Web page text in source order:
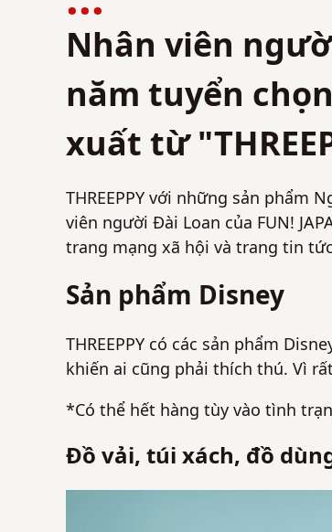
Nhân viên
năm tuyển
xuất từ
THREEPPY với những sản phẩm
viên người Đài Loan của FUN!
trang mạng xã hội và trang tin
Sản phẩm Disney
THREEPPY có các sản phẩm
khiến ai cũng phải thích thú. Vì
*Có thể hết hàng tùy vào tình
Đồ vải, túi xách, đồ